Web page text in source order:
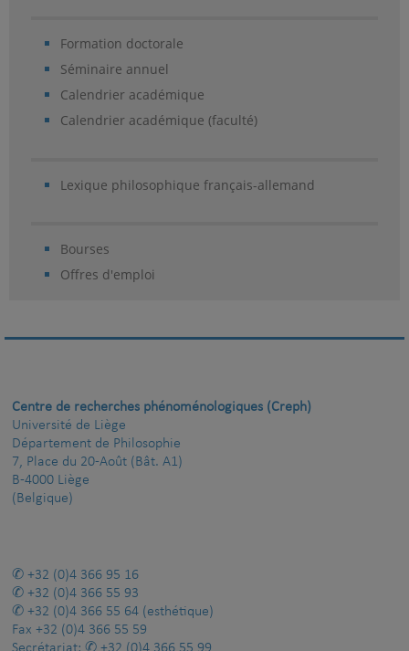
Formation doctorale
Séminaire annuel
Calendrier académique
Calendrier académique (faculté)
Lexique philosophique français-allemand
Bourses
Offres d'emploi
Centre de recherches phénoménologiques (Creph)
Université de Liège
Département de Philosophie
7, Place du 20-Août (Bât. A1)
B-4000 Liège
(Belgique)
+32 (0)4 366 95 16
+32 (0)4 366 55 93
+32 (0)4 366 55 64 (esthétique)
Fax +32 (0)4 366 55 59